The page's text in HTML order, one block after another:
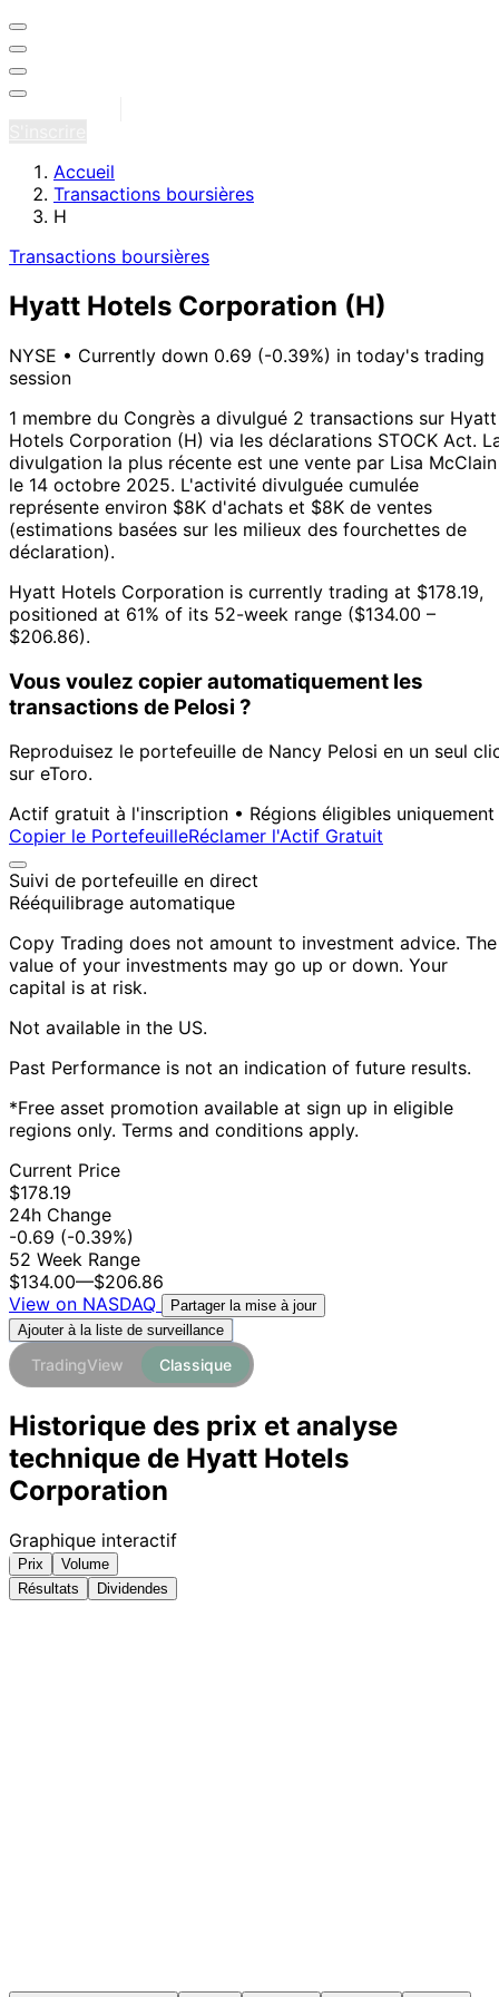
Accueil
Transactions boursières
H
Transactions boursières
Hyatt Hotels Corporation (H)
NYSE • Currently down 0.69 (-0.39%) in today's trading
session
1 membre du Congrès a divulgué 2 transactions sur Hyatt
Hotels Corporation (H) via les déclarations STOCK Act.
divulgation la plus récente est une vente par Lisa McClain
le 14 octobre 2025. L'activité divulguée cumulée
représente environ $8K d'achats et $8K de ventes
(estimations basées sur les milieux des fourchettes de
déclaration).
Hyatt Hotels Corporation is currently trading at $178.19,
positioned at 61% of its 52-week range ($134.00 –
$206.86).
Vous voulez copier automatiquement les
transactions de Pelosi ?
Reproduisez le portefeuille de Nancy Pelosi en un seul
sur eToro.
Actif gratuit à l'inscription • Régions éligibles uniquement
Copier le PortefeuilleRéclamer l'Actif Gratuit
Suivi de portefeuille en direct
Rééquilibrage automatique
Copy Trading does not amount to investment advice. The
value of your investments may go up or down. Your
capital is at risk.
Not available in the US.
Past Performance is not an indication of future results.
*Free asset promotion available at sign up in eligible
regions only. Terms and conditions apply.
Current Price
$178.19
24h Change
-0.69 (-0.39%)
52 Week Range
$134.00—$206.86
View on NASDAQ
Partager la mise à jour
Ajouter à la liste de surveillance
TradingView Classique
Historique des prix et analyse
technique de Hyatt Hotels
Corporation
Graphique interactif
Prix
Volume
Résultats
Dividendes